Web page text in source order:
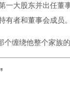
一大股东并出任董
者和董事会成员。
个缠绕他整个家族的